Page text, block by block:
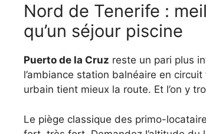
Nord de Tenerife : meilleur choix si vous voulez autre chose
qu’un séjour piscine
Puerto de la Cruz reste un pari plus
l’ambiance station balnéaire en
urbain tient mieux la route. Et l’on y
Le piège classique des primo-